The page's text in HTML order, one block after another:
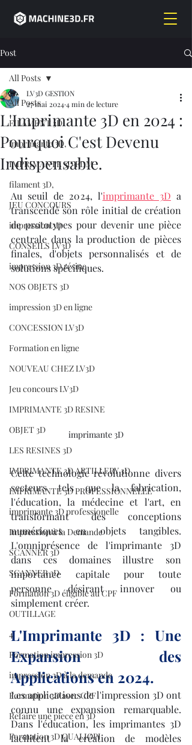
Post
All Posts
FILAMENT 3D
imprimante 3D,
IMPRIMANTE 3D FDM
filament 3D,
JEU CONCOURS
impression 3D
CONSEILS LV3D
impression 3D résine
NOS OBJETS 3D
impression 3D en ligne
CONCESSION LV3D
Formation en ligne
NOUVEAU CHEZ LV3D
Jeu concours LV3D
IMPRIMANTE 3D RESINE
OBJET 3D
LES RESINES 3D
IMPRIMANTE 3D ARTILLERY 3D
IMPRIMANTE 3D PROFESSIONNELLE
imprimante 3D professionelle
Impression à la Demande
SCANNER 3D
SCANNER 3D
Formation 3D éligible au CPF
OUTILLAGE
4
Formation impression 3D
impression 3D à la demande
Formation 3D avec CPF
Refaire une piece en 3D
Formation 3D QUALIOPI
All Posts
L'Imprimante 3D en 2024 :
Pourquoi C'est Devenu
Indispensable.
LV3D GESTION
27 mai 20244 min de lecture
Au seuil de 2024, l'imprimante 3D a
transcendé son rôle initial de création
de prototypes pour devenir une pièce
centrale dans la production de pièces
finales, d'objets personnalisés et de
solutions spécifiques.
imprimante 3D
Cette technologie révolutionne divers
secteurs tels que la fabrication,
l'éducation, la médecine et l'art, en
transformant des conceptions
numériques en objets tangibles.
L'omniprésence de l'imprimante 3D
dans ces domaines illustre son
importance capitale pour toute
personne désirant innover ou
simplement créer.
L'Imprimante 3D : Une
Expansion des
Applications en 2024.
Les applications de l'impression 3D ont
connu une expansion remarquable.
Dans l'éducation, les imprimantes 3D
facilitent la création de modèles